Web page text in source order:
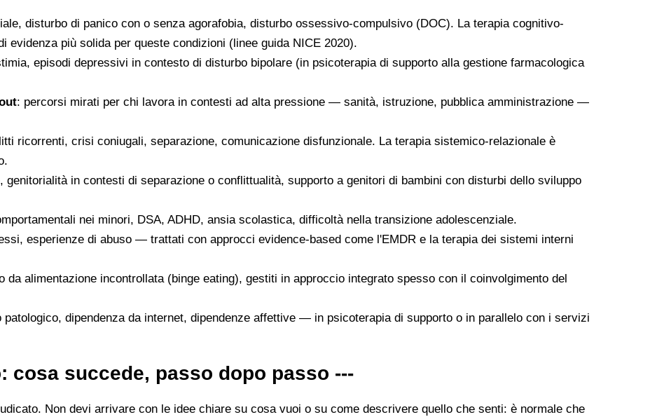
disturbo di panico con o senza agorafobia, disturbo ossessivo-compulsivo (DOC). La terapia cognitivo-
evidenza più solida per queste condizioni (linee guida NICE 2020).
episodi depressivi in contesto di disturbo bipolare (in psicoterapia di supporto alla gestione farmacologica
: percorsi mirati per chi lavora in contesti ad alta pressione — sanità, istruzione, pubblica amministrazione —
ricorrenti, crisi coniugali, separazione, comunicazione disfunzionale. La terapia sistemico-relazionale è
genitorialità in contesti di separazione o conflittualità, supporto a genitori di bambini con disturbi dello sviluppo
nei minori, DSA, ADHD, ansia scolastica, difficoltà nella transizione adolescenziale.
esperienze di abuso — trattati con approcci evidence-based come l'EMDR e la terapia dei sistemi interni
da alimentazione incontrollata (binge eating), gestiti in approccio integrato spesso con il coinvolgimento del
patologico, dipendenza da internet, dipendenze affettive — in psicoterapia di supporto o in parallelo con i servizi
succede, passo dopo passo ---
Non devi arrivare con le idee chiare su cosa vuoi o su come descrivere quello che senti: è normale che